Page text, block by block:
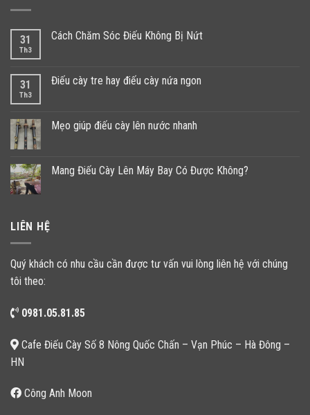
31
Th3
Cách Chăm Sóc Điếu Không Bị Nứt
31
Th3
Điếu cày tre hay điếu cày nứa ngon
Mẹo giúp điếu cày lên nước nhanh
Mang Điếu Cày Lên Máy Bay Có Được Không?
LIÊN HỆ
Quý khách có nhu cầu cần được tư vấn vui lòng liên hệ với chúng
tôi theo:
0981.05.81.85
Cafe Điếu Cày Số 8 Nông Quốc Chấn – Vạn Phúc – Hà Đông –
HN
Công Anh Moon